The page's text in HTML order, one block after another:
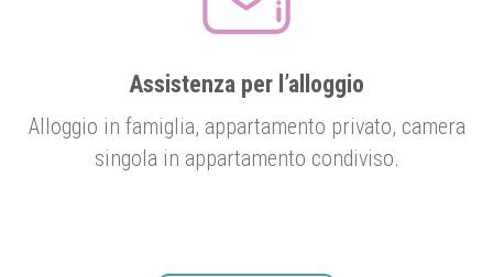
Assistenza per l’alloggio
Alloggio in famiglia, appartamento privato, camera
singola in appartamento condiviso.